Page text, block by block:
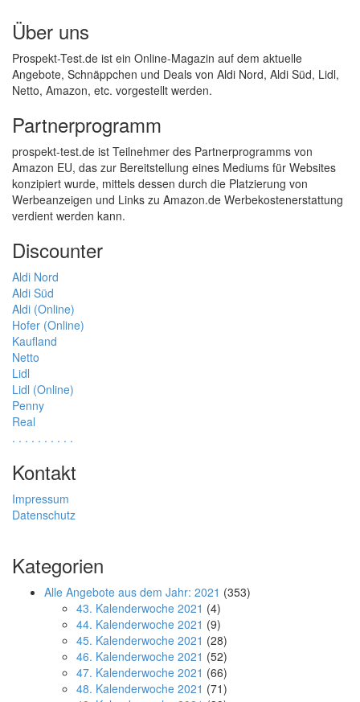
Über uns
Prospekt-Test.de ist ein Online-Magazin auf dem aktuelle
Angebote, Schnäppchen und Deals von Aldi Nord, Aldi Süd, Lidl,
Netto, Amazon, etc. vorgestellt werden.
Partnerprogramm
prospekt-test.de ist Teilnehmer des Partnerprogramms von
Amazon EU, das zur Bereitstellung eines Mediums für Websites
konzipiert wurde, mittels dessen durch die Platzierung von
Werbeanzeigen und Links zu Amazon.de Werbekostenerstattung
verdient werden kann.
Discounter
Aldi Nord
Aldi Süd
Aldi (Online)
Hofer (Online)
Kaufland
Netto
Lidl
Lidl (Online)
Penny
Real
. . . . . . . . . .
Kontakt
Impressum
Datenschutz
Kategorien
Alle Angebote aus dem Jahr: 2021 (353)
43. Kalenderwoche 2021 (4)
44. Kalenderwoche 2021 (9)
45. Kalenderwoche 2021 (28)
46. Kalenderwoche 2021 (52)
47. Kalenderwoche 2021 (66)
48. Kalenderwoche 2021 (71)